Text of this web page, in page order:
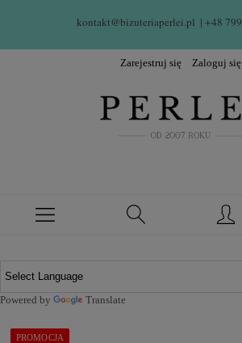
kontakt@bizuteriaperlei.pl | +48
Zarejestruj się Zaloguj się
Powered by Translate
PROMOCJA